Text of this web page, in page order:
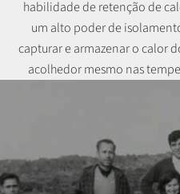
habilidade de retenção de
um alto poder de
capturar e armazenar o calor
acolhedor mesmo nas